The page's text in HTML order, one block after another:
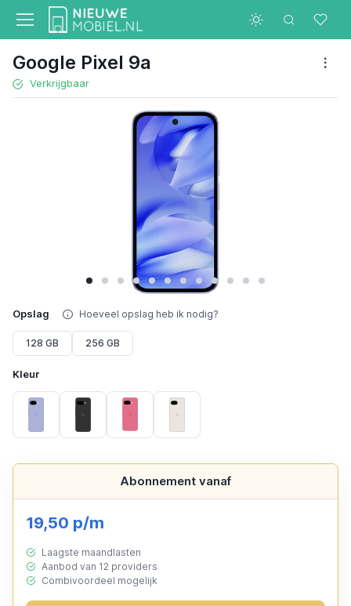
Google Pixel 9a
Verkrijgbaar
Opslag Hoeveel opslag heb ik nodig?
128 GB 256 GB
Kleur
Porcelain
Abonnement vanaf
19,50 p/m
Laagste maandlasten
Aanbod van 12 providers
Combivoordeel mogelijk